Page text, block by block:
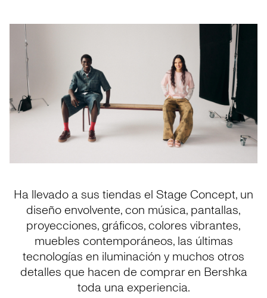
Ha llevado a sus tiendas el Stage Concept, un
diseño envolvente, con música, pantallas,
proyecciones, gráficos, colores vibrantes,
muebles contemporáneos, las últimas
tecnologías en iluminación y muchos otros
detalles que hacen de comprar en Bershka
toda una experiencia.